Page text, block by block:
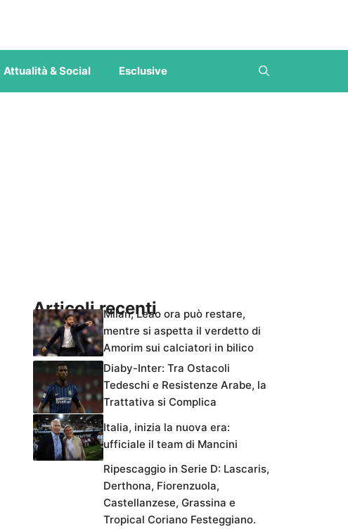
Attualità & Social Esclusive
Articoli recentiMilan, Leao ora può restare,
mentre si aspetta il verdetto di
Amorim sui calciatori in bilico
Diaby-Inter: Tra Ostacoli
Tedeschi e Resistenze Arabe, la
Trattativa si Complica
Italia, inizia la nuova era:
ufficiale il team di Mancini
Ripescaggio in Serie D: Lascaris,
Derthona, Fiorenzuola,
Castellanzese, Grassina e
Tropical Coriano Festeggiano.